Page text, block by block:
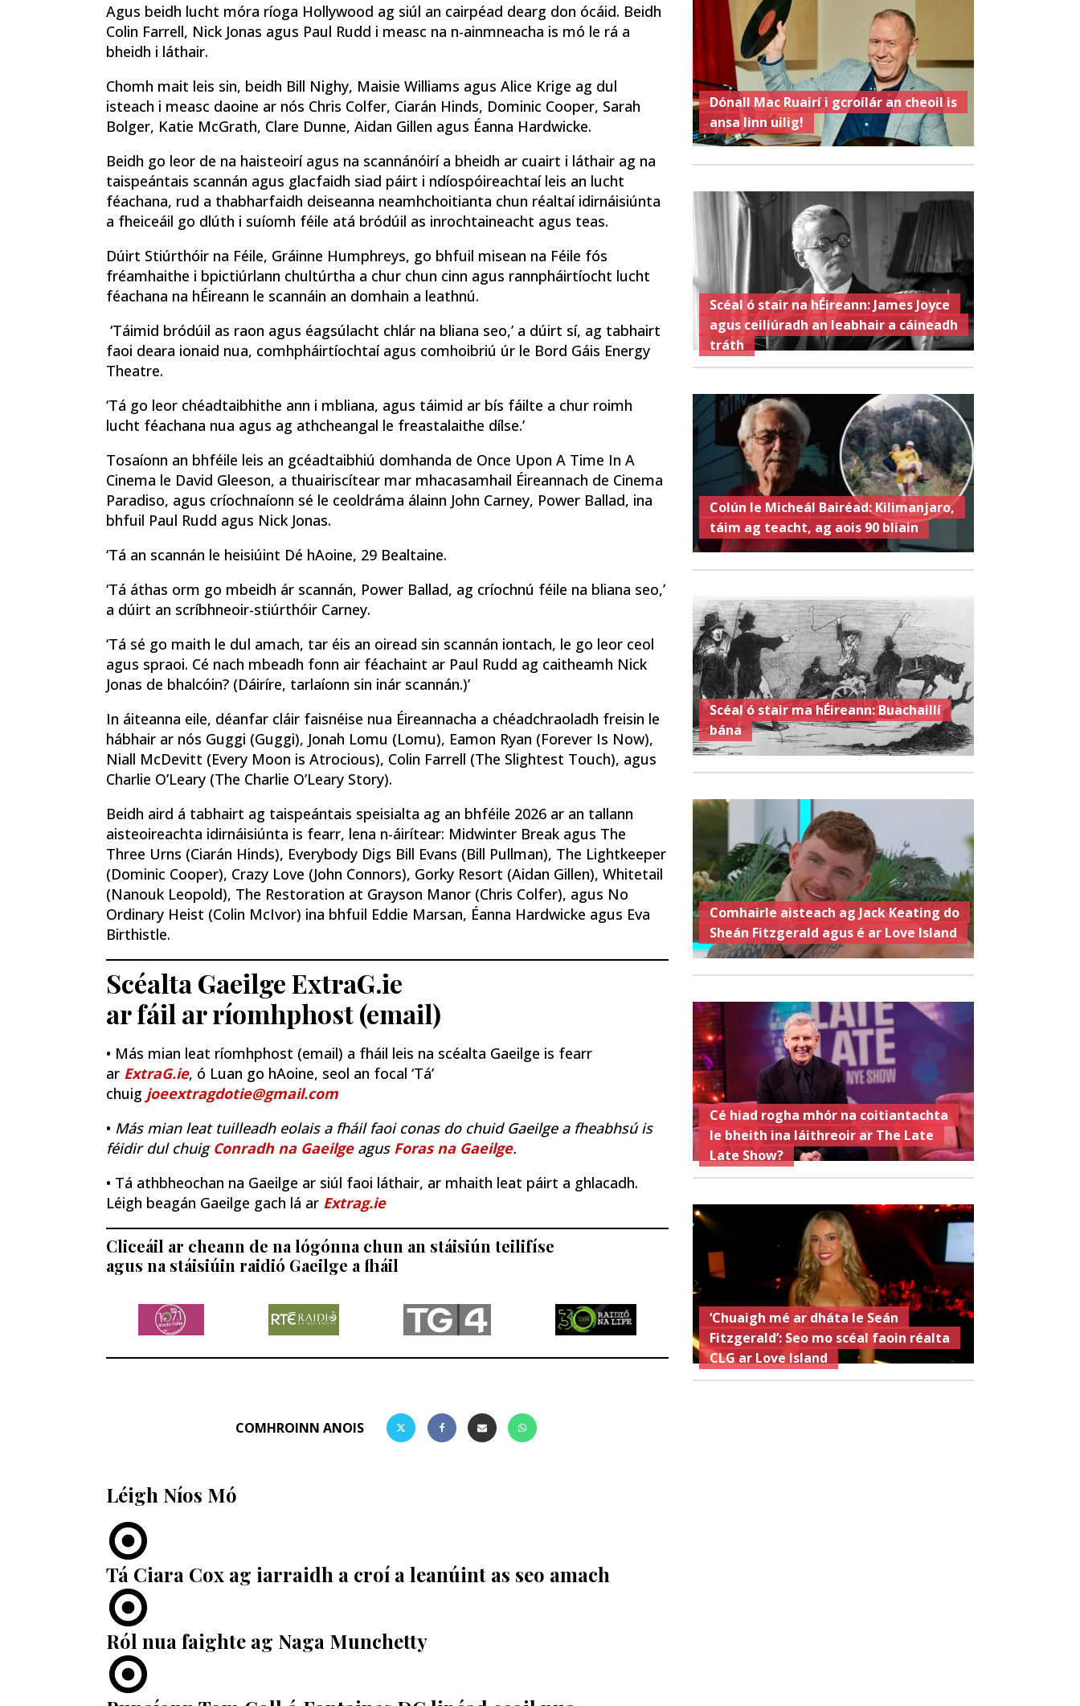
Agus beidh lucht móra ríoga Hollywood ag siúl an cairpéad dearg don ócáid. Beidh
Colin Farrell, Nick Jonas agus Paul Rudd i measc na n-ainmneacha is mó le rá a
bheidh i láthair.
Chomh mait leis sin, beidh Bill Nighy, Maisie Williams agus Alice Krige ag dul
isteach i measc daoine ar nós Chris Colfer, Ciarán Hinds, Dominic Cooper, Sarah
Bolger, Katie McGrath, Clare Dunne, Aidan Gillen agus Éanna Hardwicke.
Beidh go leor de na haisteoirí agus na scannánóirí a bheidh ar cuairt i láthair ag na
taispeántais scannán agus glacfaidh siad páirt i ndíospóireachtaí leis an lucht
féachana, rud a thabharfaidh deiseanna neamhchoitianta chun réaltaí idirnáisiúnta
a fheiceáil go dlúth i suíomh féile atá bródúil as inrochtaineacht agus teas.
Dúirt Stiúrthóir na Féile, Gráinne Humphreys, go bhfuil misean na Féile fós
fréamhaithe i bpictiúrlann chultúrtha a chur chun cinn agus rannpháirtíocht lucht
féachana na hÉireann le scannáin an domhain a leathnú.
‘Táimid bródúil as raon agus éagsúlacht chlár na bliana seo,’ a dúirt sí, ag tabhairt
faoi deara ionaid nua, comhpháirtíochtaí agus comhoibriú úr le Bord Gáis Energy
Theatre.
‘Tá go leor chéadtaibhithe ann i mbliana, agus táimid ar bís fáilte a chur roimh
lucht féachana nua agus ag athcheangal le freastalaithe dílse.’
Tosaíonn an bhféile leis an gcéadtaibhiú domhanda de Once Upon A Time In A
Cinema le David Gleeson, a thuairiscítear mar mhacasamhail Éireannach de Cinema
Paradiso, agus críochnaíonn sé le ceoldráma álainn John Carney, Power Ballad, ina
bhfuil Paul Rudd agus Nick Jonas.
‘Tá an scannán le heisiúint Dé hAoine, 29 Bealtaine.
‘Tá áthas orm go mbeidh ár scannán, Power Ballad, ag críochnú féile na bliana seo,’
a dúirt an scríbhneoir-stiúrthóir Carney.
‘Tá sé go maith le dul amach, tar éis an oiread sin scannán iontach, le go leor ceol
agus spraoi. Cé nach mbeadh fonn air féachaint ar Paul Rudd ag caitheamh Nick
Jonas de bhalcóin? (Dáiríre, tarlaíonn sin inár scannán.)’
In áiteanna eile, déanfar cláir faisnéise nua Éireannacha a chéadchraoladh freisin le
hábhair ar nós Guggi (Guggi), Jonah Lomu (Lomu), Eamon Ryan (Forever Is Now),
Niall McDevitt (Every Moon is Atrocious), Colin Farrell (The Slightest Touch), agus
Charlie O’Leary (The Charlie O’Leary Story).
Beidh aird á tabhairt ag taispeántais speisialta ag an bhféile 2026 ar an tallann
aisteoireachta idirnáisiúnta is fearr, lena n-áirítear: Midwinter Break agus The
Three Urns (Ciarán Hinds), Everybody Digs Bill Evans (Bill Pullman), The Lightkeeper
(Dominic Cooper), Crazy Love (John Connors), Gorky Resort (Aidan Gillen), Whitetail
(Nanouk Leopold), The Restoration at Grayson Manor (Chris Colfer), agus No
Ordinary Heist (Colin McIvor) ina bhfuil Eddie Marsan, Éanna Hardwicke agus Eva
Birthistle.
Scéalta Gaeilge ExtraG.ie
ar fáil ar ríomhphost (email)
• Más mian leat ríomhphost (email) a fháil leis na scéalta Gaeilge is fearr
ar ExtraG.ie, ó Luan go hAoine, seol an focal ‘Tá’
chuig joeextragdotie@gmail.com
• Más mian leat tuilleadh eolais a fháil faoi conas do chuid Gaeilge a fheabhsú is
féidir dul chuig Conradh na Gaeilge agus Foras na Gaeilge.
• Tá athbheochan na Gaeilge ar siúl faoi láthair, ar mhaith leat páirt a ghlacadh.
Léigh beagán Gaeilge gach lá ar Extrag.ie
Cliceáil ar cheann de na lógónna chun an stáisiún teilifíse
agus na stáisiúin raidió Gaeilge a fháil
COMHROINN ANOIS
Léigh Níos Mó
Tá Ciara Cox ag iarraidh a croí a leanúint as seo amach
Ról nua faighte ag Naga Munchetty
Dónall Mac Ruairí i gcroílár an cheoil is
ansa linn uilig!
Scéal ó stair na hÉireann: James Joyce
agus ceiliúradh an leabhair a cáineadh
tráth
Colún le Micheál Bairéad: Kilimanjaro,
táim ag teacht, ag aois 90 bliain
Scéal ó stair ma hÉireann: Buachaillí
bána
Comhairle aisteach ag Jack Keating do
Sheán Fitzgerald agus é ar Love Island
Cé hiad rogha mhór na coitiantachta
le bheith ina láithreoir ar The Late
Late Show?
‘Chuaigh mé ar dháta le Seán
Fitzgerald’: Seo mo scéal faoin réalta
CLG ar Love Island